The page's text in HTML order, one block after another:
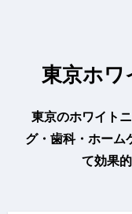
東京ホワ
東京のホワイト
グ・歯科・ホーム
て効果